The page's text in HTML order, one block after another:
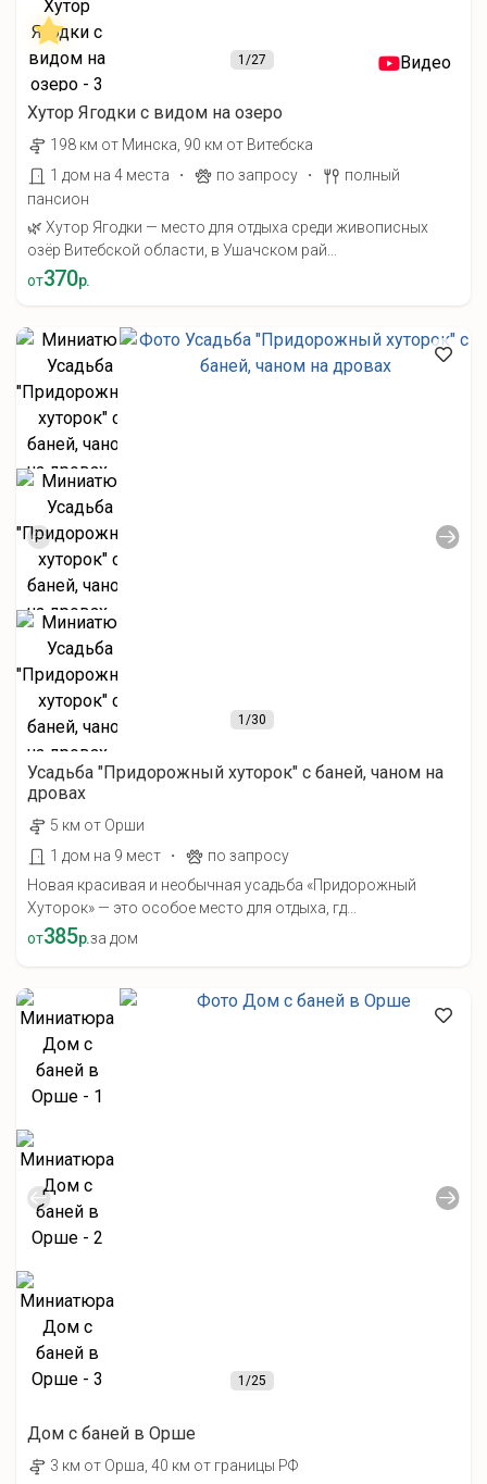
1/27 Видео
Хутор Ягодки с видом на озеро
198 км от Минска, 90 км от Витебска
1 дом на 4 места
· по запросу ·
полный
пансион
🌿 Хутор Ягодки — место для отдыха среди живописных
озёр Витебской области, в Ушачском рай...
от370р.
1/30
Усадьба "Придорожный хуторок" с баней, чаном на
дровах
5 км от Орши
1 дом на 9 мест
·
по запросу
Новая красивая и необычная усадьба «Придорожный
Хуторок» — это особое место для отдыха, гд...
от385р.за дом
1/25
Дом с баней в Орше
3 км от Орша, 40 км от границы РФ